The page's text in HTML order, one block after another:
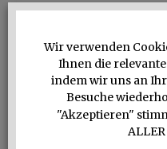
Die Ganzjahres
Organic
Täschchen
Das Label Sitzfeldt
in
Wir verwenden
Ihnen die
indem wir uns an
Besuche
"Akzeptieren"